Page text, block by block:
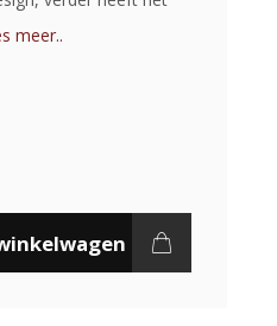
meer..